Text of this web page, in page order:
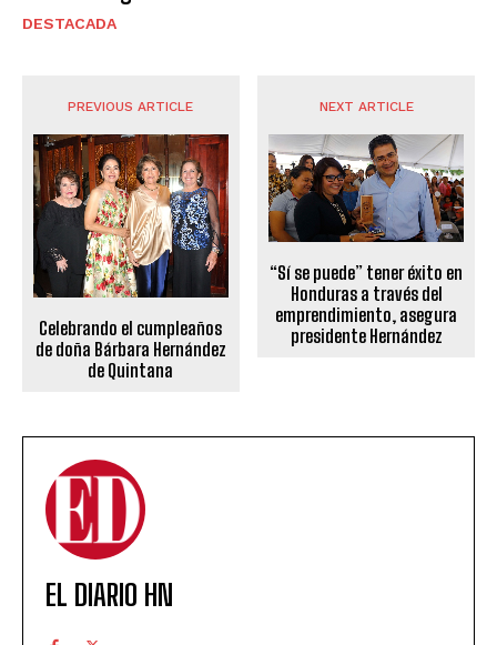
DESTACADA
PREVIOUS ARTICLE
Celebrando el cumpleaños
de doña Bárbara Hernández
de Quintana
NEXT ARTICLE
“Sí se puede” tener éxito en
Honduras a través del
emprendimiento, asegura
presidente Hernández
EL DIARIO HN